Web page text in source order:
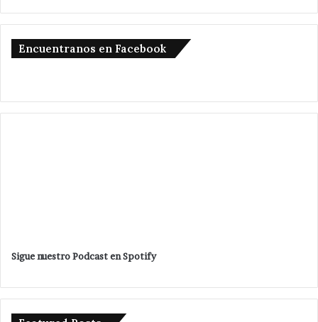
Encuentranos en Facebook
Sigue nuestro Podcast en Spotify